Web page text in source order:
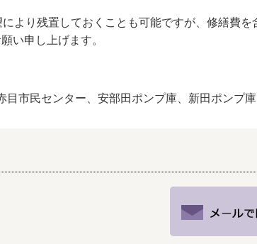
より残置しておくことも可能ですが、修繕費を
い申し上げます。
市民センター、安部田ポンプ庫、新田ポンプ